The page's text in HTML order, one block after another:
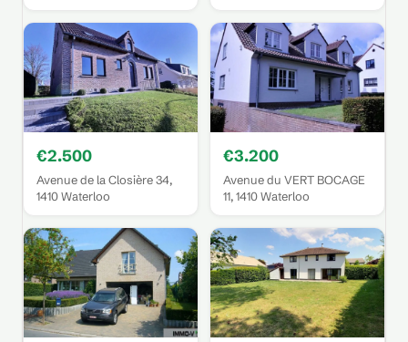
€2.500
Avenue de la Closière 34,
1410 Waterloo
€3.200
Avenue du VERT BOCAGE
11, 1410 Waterloo